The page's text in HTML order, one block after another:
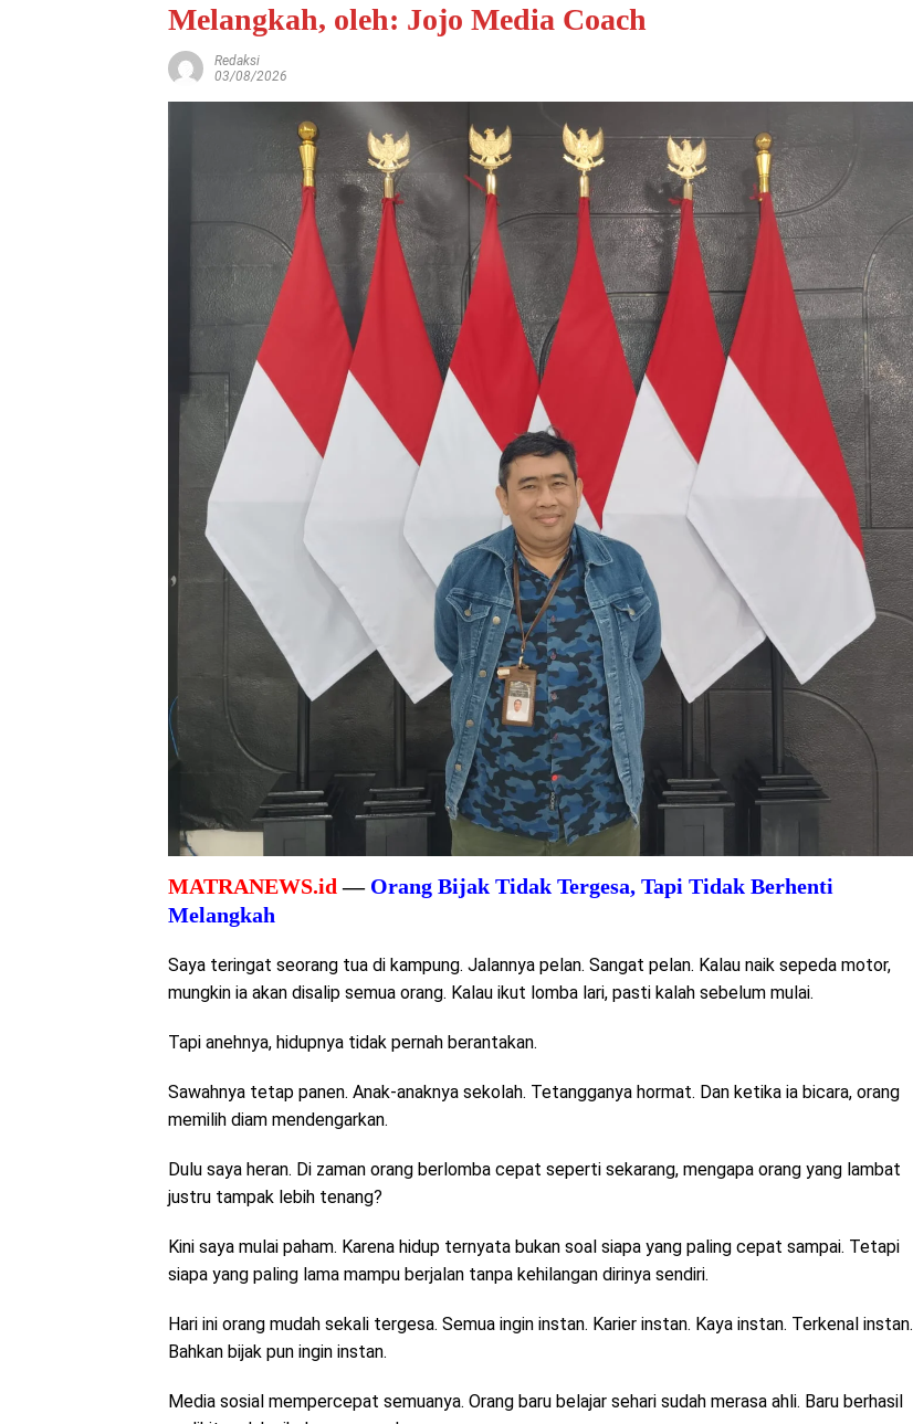
Melangkah, oleh: Jojo Media Coach
Redaksi
03/08/2026
MATRANEWS.id — Orang Bijak Tidak Tergesa, Tapi Tidak Berhenti
Melangkah
Saya teringat seorang tua di kampung. Jalannya pelan. Sangat pelan. Kalau naik sepeda motor,
mungkin ia akan disalip semua orang. Kalau ikut lomba lari, pasti kalah sebelum mulai.
Tapi anehnya, hidupnya tidak pernah berantakan.
Sawahnya tetap panen. Anak-anaknya sekolah. Tetangganya hormat. Dan ketika ia bicara, orang
memilih diam mendengarkan.
Dulu saya heran. Di zaman orang berlomba cepat seperti sekarang, mengapa orang yang lambat
justru tampak lebih tenang?
Kini saya mulai paham. Karena hidup ternyata bukan soal siapa yang paling cepat sampai. Tetapi
siapa yang paling lama mampu berjalan tanpa kehilangan dirinya sendiri.
Hari ini orang mudah sekali tergesa. Semua ingin instan. Karier instan. Kaya instan. Terkenal instan.
Bahkan bijak pun ingin instan.
Media sosial mempercepat semuanya. Orang baru belajar sehari sudah merasa ahli. Baru berhasil